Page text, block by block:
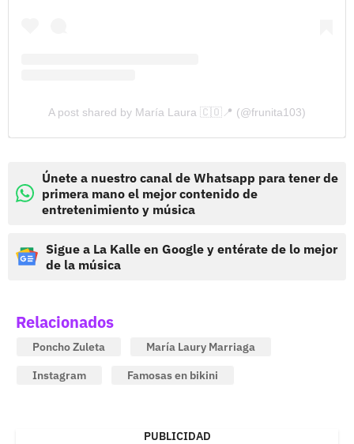
A post shared by María Laura 🇨🇴📍 (@frunita103)
Únete a nuestro canal de Whatsapp para tener de
primera mano el mejor contenido de
entretenimiento y música
Sigue a La Kalle en Google y entérate de lo mejor
de la música
Relacionados
Poncho Zuleta
María Laury Marriaga
Instagram
Famosas en bikini
PUBLICIDAD